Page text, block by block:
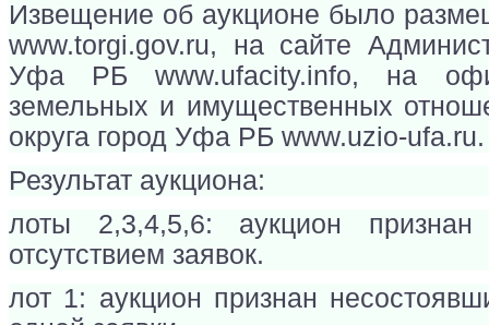
Извещение об аукционе было
www.torgi.gov.ru, на сайте
Уфа РБ www.ufacity.info, на
земельных и имущественных
округа город Уфа РБ www.uzio-ufa.ru.
Результат аукциона:
лоты 2,3,4,5,6: аукцион
отсутствием заявок.
лот 1: аукцион признан